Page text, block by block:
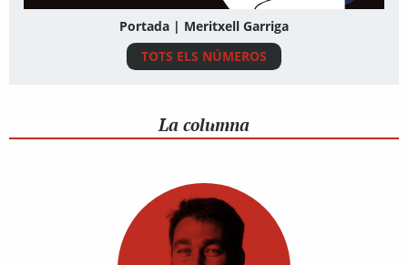
Portada | Meritxell Garriga
TOTS ELS NÚMEROS
La columna